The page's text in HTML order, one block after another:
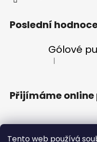
Tento web používá
Poslední
Gólové
Hodnocení
|
Přijímáme